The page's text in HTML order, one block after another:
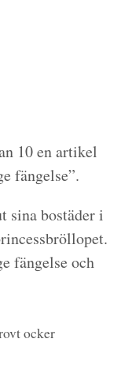
10 en artikel
fängelse”.
sina bostäder i
fängelse och
ocker